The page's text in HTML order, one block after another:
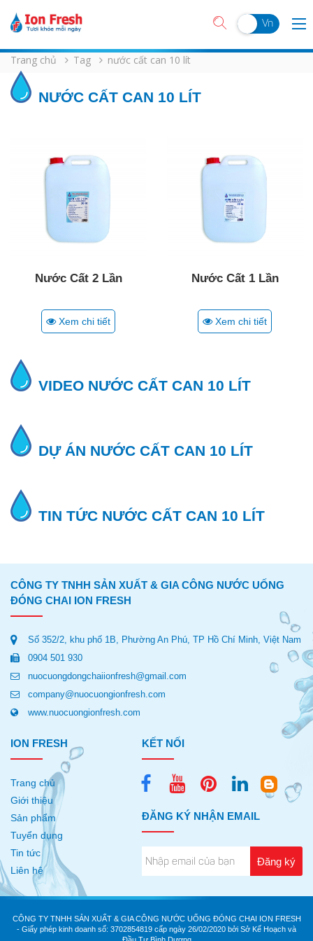
Vn
Trang chủ Tag nước cất can 10 lít
NƯỚC CẤT CAN 10 LÍT
Nước Cất 2 Lần
Xem chi tiết
Nước Cất 1 Lần
Xem chi tiết
VIDEO NƯỚC CẤT CAN 10 LÍT
DỰ ÁN NƯỚC CẤT CAN 10 LÍT
TIN TỨC NƯỚC CẤT CAN 10 LÍT
CÔNG TY TNHH SẢN XUẤT & GIA CÔNG NƯỚC UỐNG
ĐÓNG CHAI ION FRESH
Số 352/2, khu phố 1B, Phường An Phú, TP Hồ Chí Minh, Việt Nam
0904 501 930
nuocuongdongchaiionfresh@gmail.com
company@nuocuongionfresh.com
www.nuocuongionfresh.com
ION FRESH
Trang chủ
Giới thiệu
Sản phẩm
Tuyển dụng
Tin tức
Liên hệ
KẾT NỐI
ĐĂNG KÝ NHẬN EMAIL
CÔNG TY TNHH SẢN XUẤT & GIA CÔNG NƯỚC UỐNG ĐÓNG CHAI ION FRESH
- Giấy phép kinh doanh số: 3702854819 cấp ngày 26/02/2020 bởi Sở Kế Hoạch và